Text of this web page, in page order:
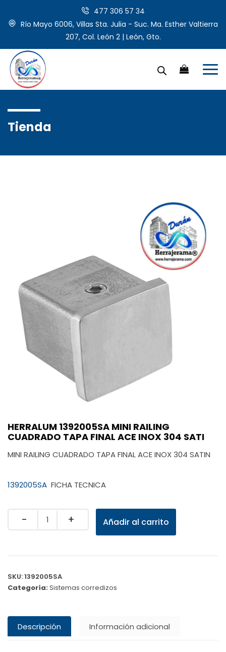
477 306 57 34
Río Mayo 6006, Villas Sta. Julia - Suc. Ma. Esther Valtierra
207, Col. León 2 | León, Gto.
Tienda
HERRALUM 1392005SA MINI RAILING
CUADRADO TAPA FINAL ACE INOX 304 SATI
MINI RAILING CUADRADO TAPA FINAL ACE INOX 304 SATIN
1392005SA FICHA TECNICA
Quantity Añadir al carrito
SKU:1392005SA
Categoría:Sistemas corredizos
Descripción Información adicional